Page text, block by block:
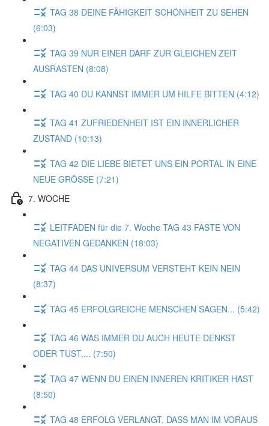
TAG 38 DEINE FÄHIGKEIT SCHÖNHEIT ZU SEHEN
(6:03)
TAG 39 NUR EINER DARF ZUR GLEICHEN ZEIT
AUSRASTEN (8:08)
TAG 40 DU KANNST IMMER UM HILFE BITTEN (4:12)
TAG 41 ZUFRIEDENHEIT IST EIN INNERLICHER
ZUSTAND (10:13)
TAG 42 DIE LIEBE BIETET UNS EIN PORTAL IN EINE
NEUE GRÖSSE (7:21)
7. WOCHE
LEITFADEN für die 7. Woche TAG 43 FASTE VON
NEGATIVEN GEDANKEN (18:03)
TAG 44 DAS UNIVERSUM VERSTEHT KEIN NEIN
(8:37)
TAG 45 ERFOLGREICHE MENSCHEN SAGEN... (5:42)
TAG 46 WAS IMMER DU AUCH HEUTE DENKST
ODER TUST,... (7:50)
TAG 47 WENN DU EINEN INNEREN KRITIKER HAST
(8:50)
TAG 48 ERFOLG VERLANGT, DASS MAN IM VORAUS